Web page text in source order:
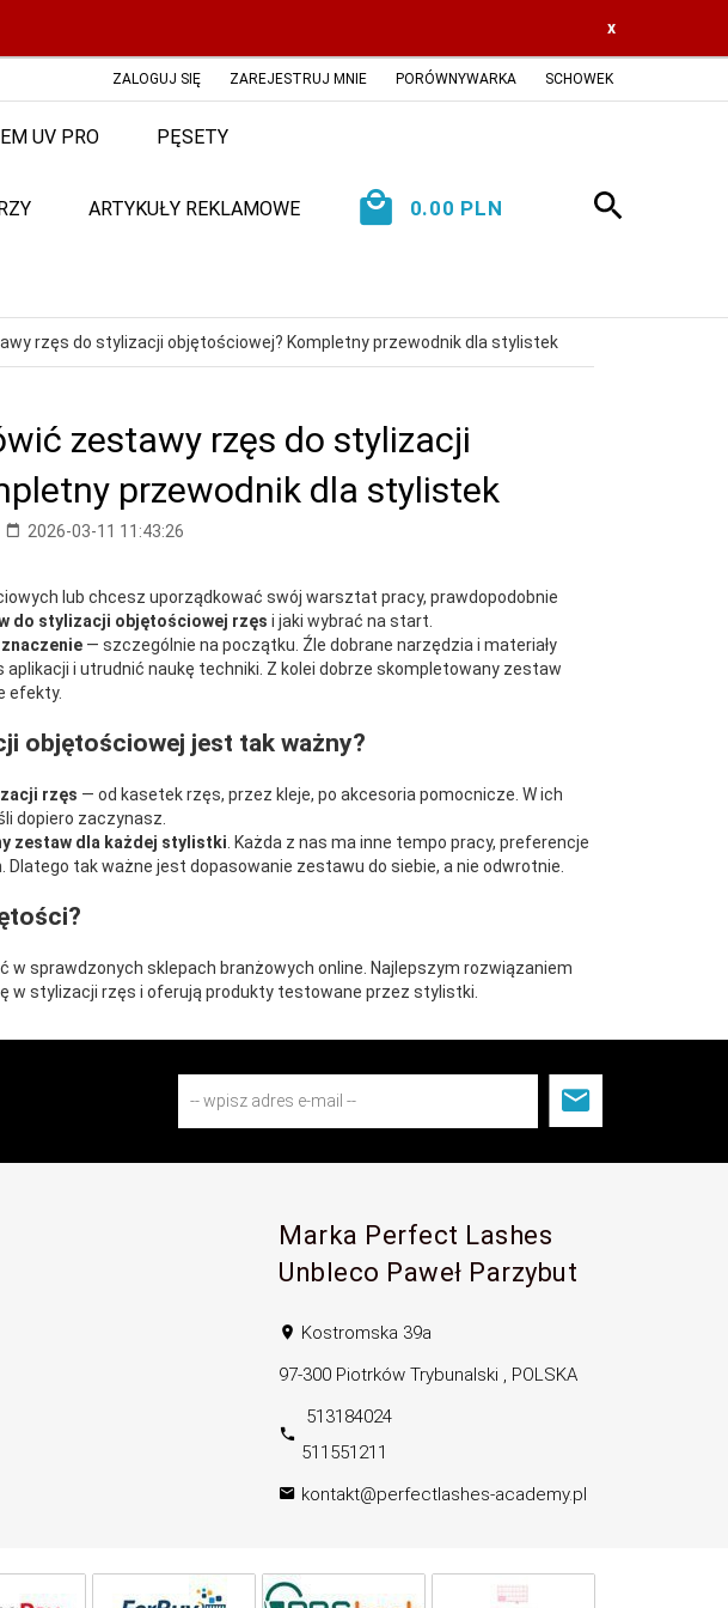
x
ZALOGUJ SIĘ ZAREJESTRUJ MNIE PORÓWNYWARKA SCHOWEK
UV PRO PĘSETY
ARTYKUŁY REKLAMOWE 0.00 PLN
rzęs do stylizacji objętościowej? Kompletny przewodnik dla stylistek
zestawy rzęs do stylizacji
przewodnik dla stylistek
2026-03-11 11:43:26
lub chcesz uporządkować swój warsztat pracy, prawdopodobnie
do stylizacji objętościowej rzęs i jaki wybrać na start.
— szczególnie na początku. Źle dobrane narzędzia i materiały
i utrudnić naukę techniki. Z kolei dobrze skompletowany zestaw
efekty.
objętościowej jest tak ważny?
rzęs — od kasetek rzęs, przez kleje, po akcesoria pomocnicze. W ich
dopiero zaczynasz.
zestaw dla każdej stylistki . Każda z nas ma inne tempo pracy, preferencje
tak ważne jest dopasowanie zestawu do siebie, a nie odwrotnie.
sprawdzonych sklepach branżowych online. Najlepszym rozwiązaniem
w stylizacji rzęs i oferują produkty testowane przez stylistki.
Marka Perfect Lashes
Unbleco Paweł Parzybut
Kostromska 39a
97-300 Piotrków Trybunalski , POLSKA
511551211
kontakt@perfectlashes-academy.pl